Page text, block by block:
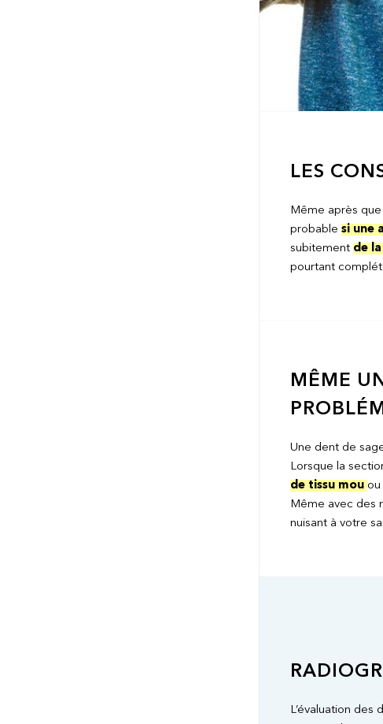
LES
Même après
probable si une
subitement de
pourtant
MÊME
Une dent de
Lorsque la
de tissu mou ou
Même avec des
nuisant à votre
L’évaluation des